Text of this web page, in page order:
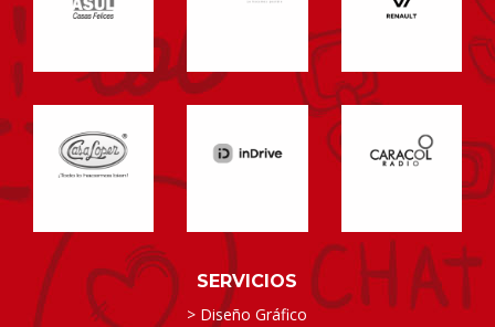
SERVICIOS
> Diseño Gráfico